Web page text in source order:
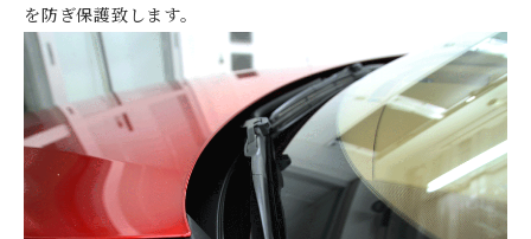
を防ぎ保護致します。